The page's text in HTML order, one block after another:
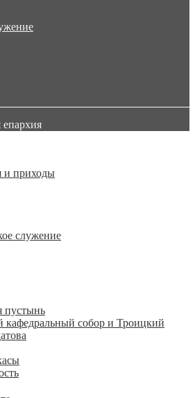
и приходы
служение
пустынь
кафедральный собор и Троицкий